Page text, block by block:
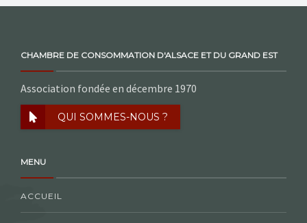
CHAMBRE DE CONSOMMATION D'ALSACE ET DU GRAND EST
Association fondée en décembre 1970
QUI SOMMES-NOUS ?
MENU
ACCUEIL